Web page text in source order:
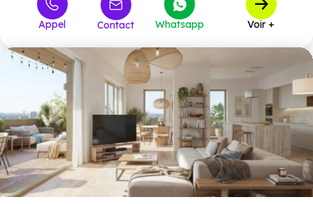
à partir de 302 100 €
Appel Contact Whatsapp Voir +